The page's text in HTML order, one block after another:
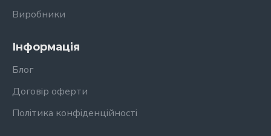
Виробники
Інформація
Блог
Договір оферти
Політика конфіденційності